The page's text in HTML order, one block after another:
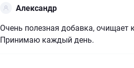
Александр
Очень полезная добавка, очищает
Принимаю каждый день.